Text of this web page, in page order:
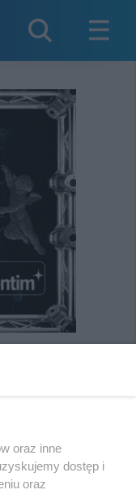
oraz inne
dostęp i
oraz